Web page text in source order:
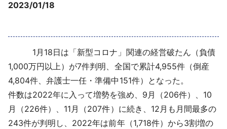
導入事例
採用情報
よくあるご質問
English
2023/01/18
1月18日は「新型コロナ」関連の経営破たん（負債
1,000万円以上）が7件判明、全国で累計4,955件（倒産
4,804件、弁護士一任・準備中151件）となった。
件数は2022年に入って増勢を強め、9月（206件）、10
月（226件）、11月（207件）に続き、12月も月間最多の
243件が判明し、2022年は前年（1,718件）から3割増の